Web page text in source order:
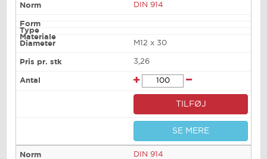
DIN 914
M12 x 30
3,26
TILFØJ
SE MERE
DIN 914